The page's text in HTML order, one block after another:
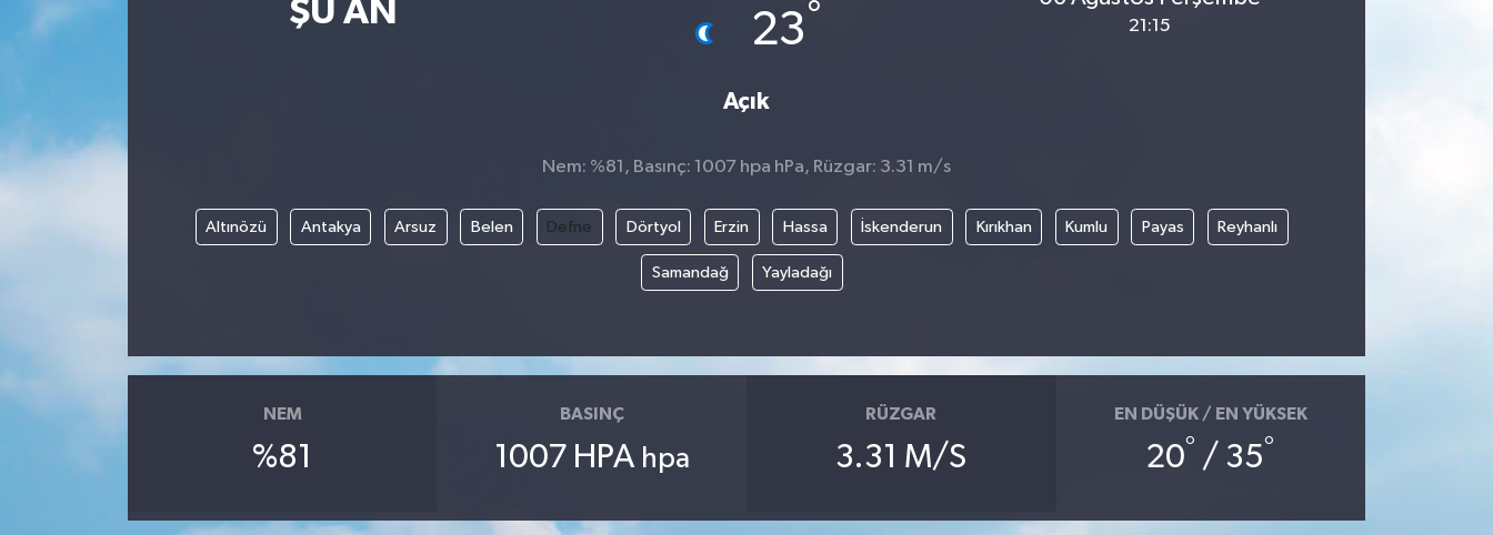
ŞU AN 23°
Açık
21:15
Nem: %81, Basınç: 1007 hpa hPa, Rüzgar: 3.31 m/s
Altınözü Antakya Arsuz Belen Defne Dörtyol Erzin Hassa İskenderun Kırıkhan Kumlu Payas Reyhanlı
Samandağ Yayladağı
NEM
%81
BASINÇ
1007 HPA hpa
RÜZGAR
3.31 M/S
EN DÜŞÜK / EN YÜKSEK
20° / 35°
Magazin